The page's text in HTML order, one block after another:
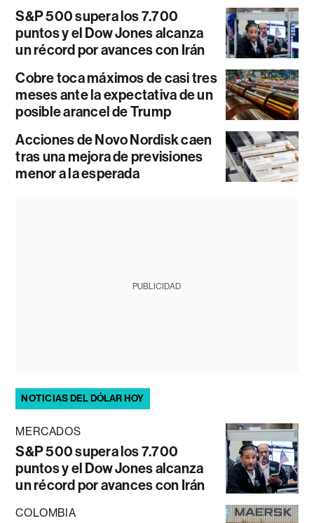
S&P 500 supera los 7.700
puntos y el Dow Jones alcanza
un récord por avances con Irán
Cobre toca máximos de casi tres
meses ante la expectativa de un
posible arancel de Trump
Acciones de Novo Nordisk caen
tras una mejora de previsiones
menor a la esperada
PUBLICIDAD
NOTICIAS DEL DÓLAR HOY
MERCADOS
S&P 500 supera los 7.700
puntos y el Dow Jones alcanza
un récord por avances con Irán
COLOMBIA